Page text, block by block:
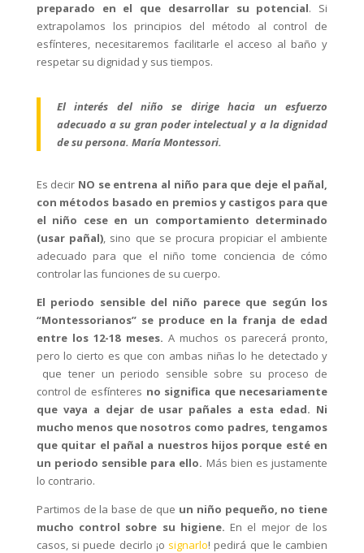
preparado en el que desarrollar su potencial. Si
extrapolamos los principios del método al control de
esfínteres, necesitaremos facilitarle el acceso al baño y
respetar su dignidad y sus tiempos.
El interés del niño se dirige hacia un esfuerzo
adecuado a su gran poder intelectual y a la dignidad
de su persona. María Montessori.
Es decir NO se entrena al niño para que deje el pañal,
con métodos basado en premios y castigos para que
el niño cese en un comportamiento determinado
(usar pañal), sino que se procura propiciar el ambiente
adecuado para que el niño tome conciencia de cómo
controlar las funciones de su cuerpo.
El periodo sensible del niño parece que según los
“Montessorianos” se produce en la franja de edad
entre los 12-18 meses. A muchos os parecerá pronto,
pero lo cierto es que con ambas niñas lo he detectado y
que tener un periodo sensible sobre su proceso de
control de esfínteres no significa que necesariamente
que vaya a dejar de usar pañales a esta edad. Ni
mucho menos que nosotros como padres, tengamos
que quitar el pañal a nuestros hijos porque esté en
un periodo sensible para ello. Más bien es justamente
lo contrario.
Partimos de la base de que un niño pequeño, no tiene
mucho control sobre su higiene. En el mejor de los
casos, si puede decirlo ¡o signarlo! pedirá que le cambien